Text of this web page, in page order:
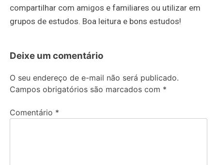
compartilhar com amigos e familiares ou utilizar em
grupos de estudos. Boa leitura e bons estudos!
Deixe um comentário
O seu endereço de e-mail não será publicado.
Campos obrigatórios são marcados com *
Comentário *